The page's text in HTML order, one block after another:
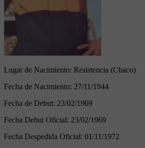
Lugar de Nacimiento: Resistencia (Chaco)
Fecha de Nacimiento: 27/11/1944
Fecha de Debut: 23/02/1969
Fecha Debut Oficial: 23/02/1969
Fecha Despedida Oficial: 01/11/1972